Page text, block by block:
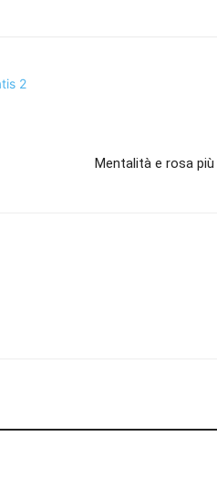
Mentalità e rosa